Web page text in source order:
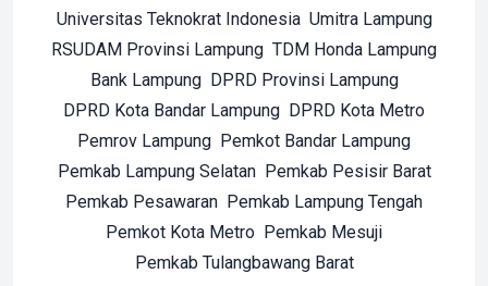
Universitas Teknokrat Indonesia Umitra Lampung
RSUDAM Provinsi Lampung TDM Honda Lampung
Bank Lampung DPRD Provinsi Lampung
DPRD Kota Bandar Lampung DPRD Kota Metro
Pemrov Lampung Pemkot Bandar Lampung
Pemkab Lampung Selatan Pemkab Pesisir Barat
Pemkab Pesawaran Pemkab Lampung Tengah
Pemkot Kota Metro Pemkab Mesuji
Pemkab Tulangbawang Barat